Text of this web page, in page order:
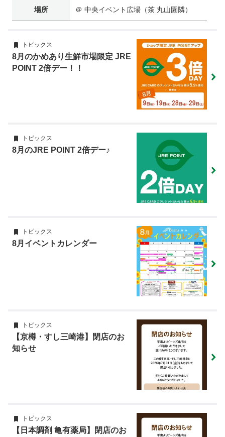
場所 ＠ 中央イベント広場（茶 丸山園隣）
トピックス
8月のかめあり生鮮市場限定 JRE
POINT 2倍デー！！
トピックス
8月のJRE POINT 2倍デー♪
トピックス
8月イベントカレンダー
トピックス
【京樽・すし三崎港】閉店のお
知らせ
トピックス
【日本調剤 亀有薬局】閉店のお